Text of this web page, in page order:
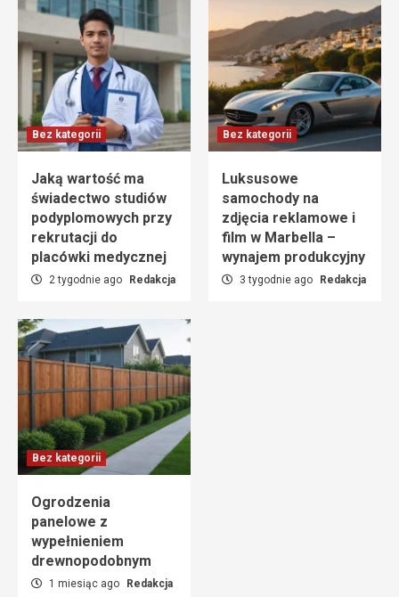
Bez kategorii
Jaką wartość ma
świadectwo studiów
podyplomowych przy
rekrutacji do
placówki medycznej
2 tygodnie ago Redakcja
Bez kategorii
Luksusowe
samochody na
zdjęcia reklamowe i
film w Marbella –
wynajem produkcyjny
3 tygodnie ago Redakcja
Bez kategorii
Ogrodzenia
panelowe z
wypełnieniem
drewnopodobnym
1 miesiąc ago Redakcja